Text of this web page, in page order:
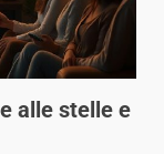
alle stelle e